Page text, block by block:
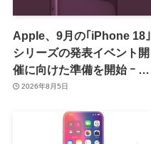
Apple、9月の｢iPhone 18｣
シリーズの発表イベント開
催に向けた準備を開始 ｰ 9
月8日か9月9日に開催見込
2026年8月5日